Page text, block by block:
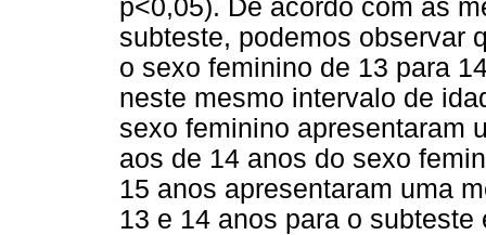
p<0,05). De acordo com as
subteste, podemos observar
o sexo feminino de 13 para
neste mesmo intervalo de
sexo feminino apresentaram
aos de 14 anos do sexo
15 anos apresentaram uma
13 e 14 anos para o subteste